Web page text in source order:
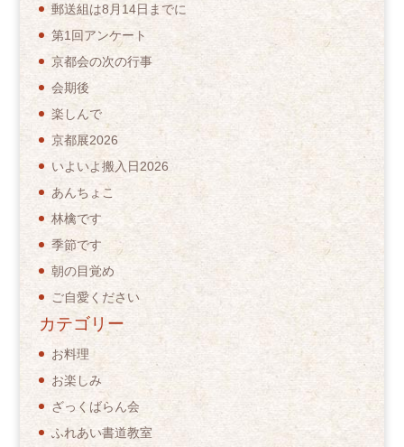
郵送組は8月14日までに
第1回アンケート
京都会の次の行事
会期後
楽しんで
京都展2026
いよいよ搬入日2026
あんちょこ
林檎です
季節です
朝の目覚め
ご自愛ください
カテゴリー
お料理
お楽しみ
ざっくばらん会
ふれあい書道教室